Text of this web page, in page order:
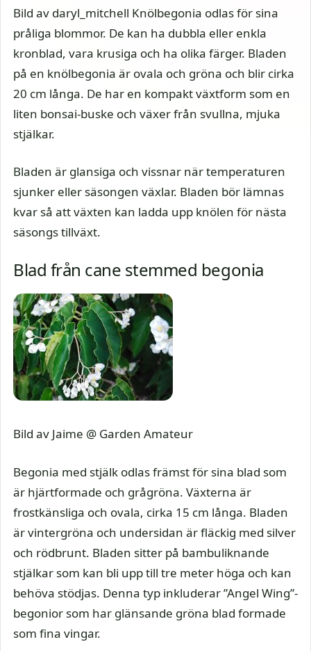
Bild av daryl_mitchell Knölbegonia odlas för sina
pråliga blommor. De kan ha dubbla eller enkla
kronblad, vara krusiga och ha olika färger. Bladen
på en knölbegonia är ovala och gröna och blir cirka
20 cm långa. De har en kompakt växtform som en
liten bonsai-buske och växer från svullna, mjuka
stjälkar.
Bladen är glansiga och vissnar när temperaturen
sjunker eller säsongen växlar. Bladen bör lämnas
kvar så att växten kan ladda upp knölen för nästa
säsongs tillväxt.
Blad från cane stemmed begonia
Bild av Jaime @ Garden Amateur
Begonia med stjälk odlas främst för sina blad som
är hjärtformade och grågröna. Växterna är
frostkänsliga och ovala, cirka 15 cm långa. Bladen
är vintergröna och undersidan är fläckig med silver
och rödbrunt. Bladen sitter på bambuliknande
stjälkar som kan bli upp till tre meter höga och kan
behöva stödjas. Denna typ inkluderar ”Angel Wing”-
begonior som har glänsande gröna blad formade
som fina vingar.